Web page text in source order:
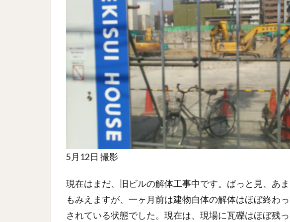
5月12日 撮影
現在はまだ、旧ビルの解体工事中です。ぱっと見、あ
もみえますが、一ヶ月前は建物自体の解体はほぼ終わ
されている状態でした。現在は、現場に瓦礫はほぼ残